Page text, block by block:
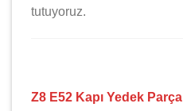
tutuyoruz.
Z8 E52 Kapı Yedek Parça